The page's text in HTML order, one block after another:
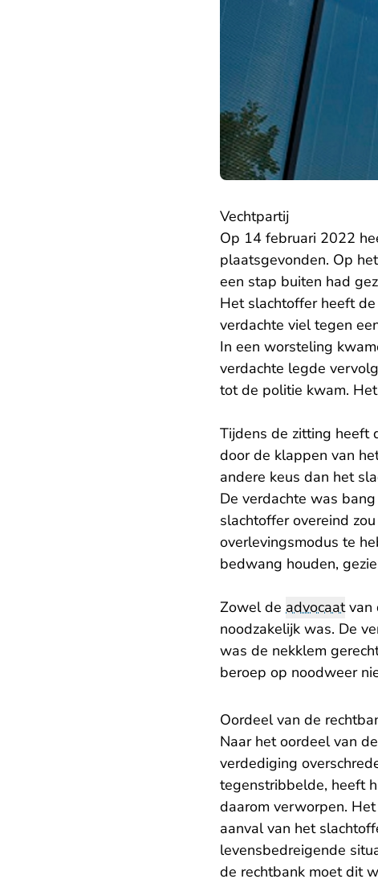
Vechtpartij
Op 14 februari 2022
plaatsgevonden. Op
een stap buiten had
Het slachtoffer heeft
verdachte viel tegen
In een worsteling
verdachte legde
tot de politie kwam.
Tijdens de zitting heeft
door de klappen van
andere keus dan het
De verdachte was
slachtoffer overeind
overlevingsmodus te
bedwang houden,
Zowel de advocaatvan
noodzakelijk was. De
was de nekklem
beroep op noodweer
Oordeel van de
Naar het oordeel van de
verdediging
tegenstribbelde, heeft
daarom verworpen.
aanval van het
levensbedreigende
de rechtbank moet dit